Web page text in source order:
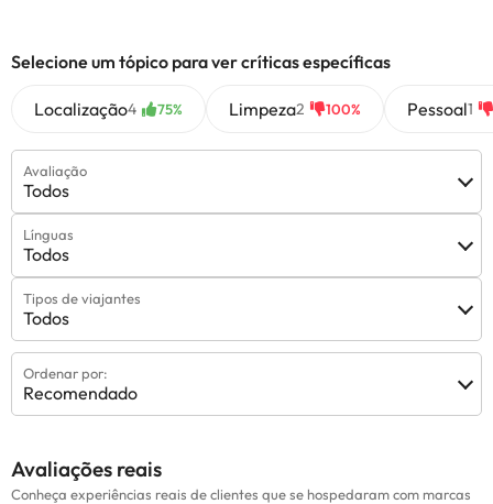
Selecione um tópico para ver críticas específicas
Localização4 75% Limpeza2 100% Pessoal1
Avaliação
Todos
Línguas
Todos
Tipos de viajantes
Todos
Ordenar por:
Recomendado
Avaliações reais
Conheça experiências reais de clientes que se hospedaram com marcas